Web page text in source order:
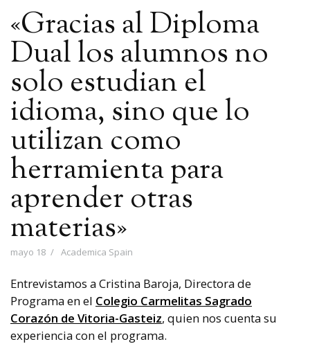
«Gracias al Diploma
Dual los alumnos no
solo estudian el
idioma, sino que lo
utilizan como
herramienta para
aprender otras
materias»
mayo 18 Academica Spain
Entrevistamos a Cristina Baroja, Directora de
Programa en el Colegio Carmelitas Sagrado
Corazón de Vitoria-Gasteiz, quien nos cuenta su
experiencia con el programa.